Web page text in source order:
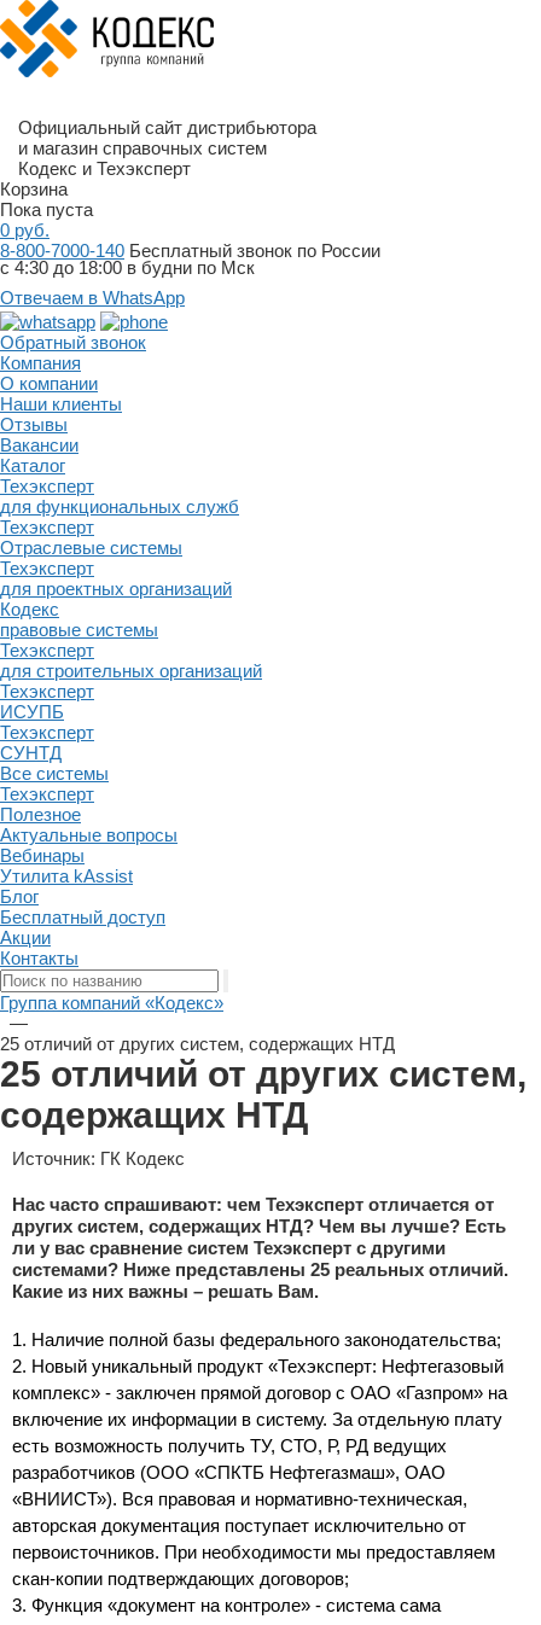
Официальный сайт дистрибьютора
и магазин справочных систем
Кодекс и Техэксперт
Корзина
Пока пуста
0 руб.
8-800-7000-140 Бесплатный звонок по России
с 4:30 до 18:00 в будни по Мск
Отвечаем в WhatsApp
Обратный звонок
Компания
О компании
Наши клиенты
Отзывы
Вакансии
Каталог
Техэксперт
для функциональных служб
Техэксперт
Отраслевые системы
Техэксперт
для проектных организаций
Кодекс
правовые системы
Техэксперт
для строительных организаций
Техэксперт
ИСУПБ
Техэксперт
СУНТД
Все системы
Техэксперт
Полезное
Актуальные вопросы
Вебинары
Утилита kAssist
Блог
Бесплатный доступ
Акции
Контакты
Группа компаний «Кодекс»
—
25 отличий от других систем, содержащих НТД
25 отличий от других систем,
содержащих НТД
Источник: ГК Кодекс
Нас часто спрашивают: чем Техэксперт отличается от
других систем, содержащих НТД? Чем вы лучше? Есть
ли у вас сравнение систем Техэксперт с другими
системами? Ниже представлены 25 реальных отличий.
Какие из них важны – решать Вам.
1. Наличие полной базы федерального законодательства;
2. Новый уникальный продукт «Техэксперт: Нефтегазовый
комплекс» - заключен прямой договор с ОАО «Газпром» на
включение их информации в систему. За отдельную плату
есть возможность получить ТУ, СТО, Р, РД ведущих
разработчиков (ООО «СПКТБ Нефтегазмаш», ОАО
«ВНИИСТ»). Вся правовая и нормативно-техническая,
авторская документация поступает исключительно от
первоисточников. При необходимости мы предоставляем
скан-копии подтверждающих договоров;
3. Функция «документ на контроле» - система сама